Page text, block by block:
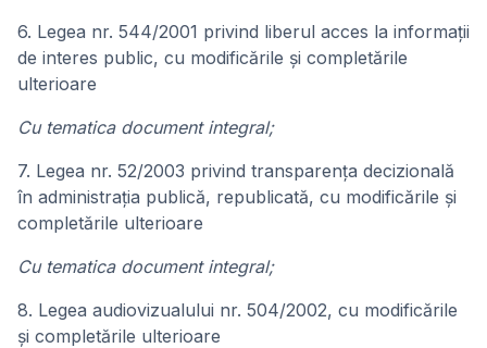
6. Legea nr. 544/2001 privind liberul acces la informații
de interes public, cu modificările și completările
ulterioare
Cu tematica document integral;
7. Legea nr. 52/2003 privind transparența decizională
în administrația publică, republicată, cu modificările și
completările ulterioare
Cu tematica document integral;
8. Legea audiovizualului nr. 504/2002, cu modificările
și completările ulterioare